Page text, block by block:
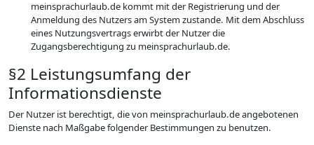
meinsprachurlaub.de kommt mit der Registrierung und der
Anmeldung des Nutzers am System zustande. Mit dem Abschluss
eines Nutzungsvertrags erwirbt der Nutzer die
Zugangsberechtigung zu meinsprachurlaub.de.
§2 Leistungsumfang der
Informationsdienste
Der Nutzer ist berechtigt, die von meinsprachurlaub.de angebotenen
Dienste nach Maßgabe folgender Bestimmungen zu benutzen.